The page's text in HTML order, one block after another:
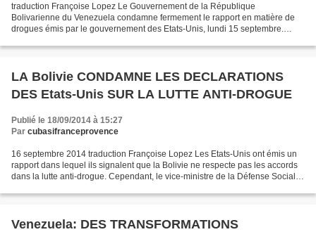
traduction Françoise Lopez Le Gouvernement de la République
Bolivarienne du Venezuela condamne fermement le rapport en matière de
drogues émis par le gouvernement des Etats-Unis, lundi 15 septembre.
LA Bolivie CONDAMNE LES DECLARATIONS
DES Etats-Unis SUR LA LUTTE ANTI-DROGUE
Publié le 18/09/2014 à 15:27
Par cubasifranceprovence
16 septembre 2014 traduction Françoise Lopez Les Etats-Unis ont émis un
rapport dans lequel ils signalent que la Bolivie ne respecte pas les accords
dans la lutte anti-drogue. Cependant, le vice-ministre de la Défense Sociale
Venezuela: DES TRANSFORMATIONS